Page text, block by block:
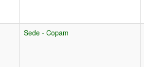
Sede - Copam